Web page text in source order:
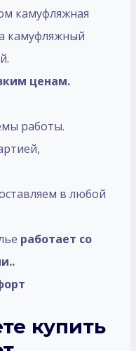
камуфляжная
камуфляжный
ценам.
работы.
в любой
работает со
купить